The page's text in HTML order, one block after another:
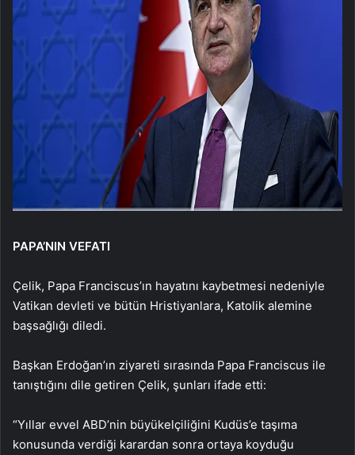
PAPA’NIN VEFATI
Çelik, Papa Franciscus’ın hayatını kaybetmesi nedeniyle
Vatikan devleti ve bütün Hristiyanlara, Katolik alemine
başsağlığı diledi.
Başkan Erdoğan’ın ziyareti sırasında Papa Franciscus ile
tanıştığını dile getiren Çelik, şunları ifade etti:
“Yıllar evvel ABD’nin büyükelçiliğini Kudüs’e taşıma
konusunda verdiği karardan sonra ortaya koyduğu